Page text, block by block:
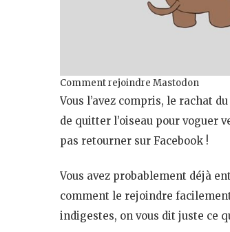
Comment rejoindre Mastodon
Vous l’avez compris, le rachat
de quitter l’oiseau pour voguer
pas retourner sur Facebook !
Vous avez probablement déjà
comment le rejoindre
indigestes, on vous dit juste ce